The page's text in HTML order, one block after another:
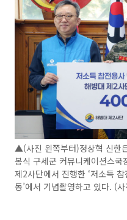
▲(사진 왼쪽부터)정상혁 신한
봉식 구세군 커뮤니케이션스
제2사단에서 진행한 ‘저소득
동’에서 기념촬영하고 있다. (